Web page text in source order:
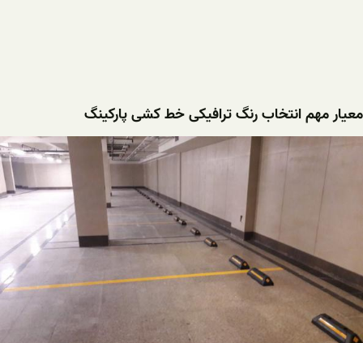
معیار مهم انتخاب رنگ ترافیکی خط کشی پارکینگ